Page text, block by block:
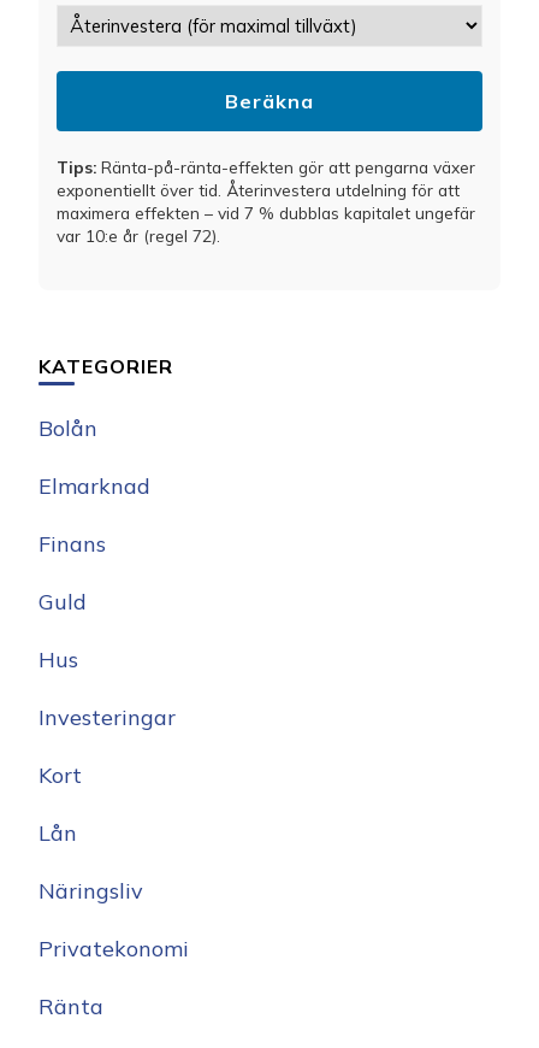
Beräkna
Tips: Ränta-på-ränta-effekten gör att pengarna växer
exponentiellt över tid. Återinvestera utdelning för att
maximera effekten – vid 7 % dubblas kapitalet ungefär
var 10:e år (regel 72).
KATEGORIER
Bolån
Elmarknad
Finans
Guld
Hus
Investeringar
Kort
Lån
Näringsliv
Privatekonomi
Ränta